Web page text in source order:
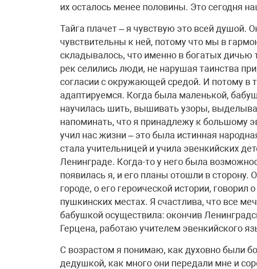
их осталось менее половины. Это сегодня
Тайга плачет – я чувствую это всей душой.
чувствительны к ней, потому что мы в
складывалось, что именно в богатых дичью
рек селились люди, не нарушая таинства
согласии с окружающей средой. И потому в
адаптируемся. Когда была маленькой,
научилась шить, вышивать узоры,
напоминать, что я принадлежу к большому
учил нас жизни – это была истинная
стала учительницей и учила эвенкийских
Ленинграде. Когда-то у него была
появилась я, и его планы отошли в сторону.
городе, о его героической истории,
пушкинских местах. Я счастлива, что все
бабушкой осуществила: окончив
Герцена, работаю учителем эвенкийского
С возрастом я понимаю, как духовно были
дедушкой, как много они передали мне и